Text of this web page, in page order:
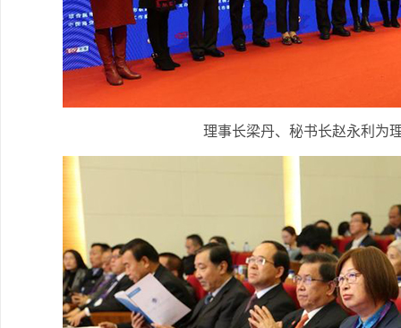
理事长梁丹、秘书长赵永利为